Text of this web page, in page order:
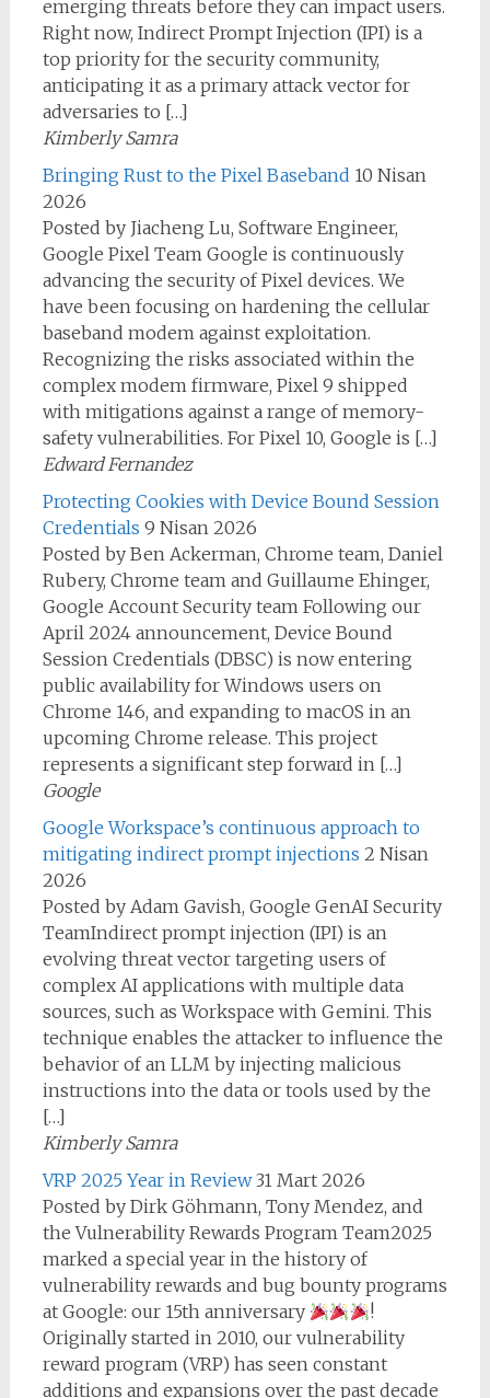
emerging threats before they can impact users.
Right now, Indirect Prompt Injection (IPI) is a
top priority for the security community,
anticipating it as a primary attack vector for
adversaries to […]
Kimberly Samra
Bringing Rust to the Pixel Baseband 10 Nisan
2026
Posted by Jiacheng Lu, Software Engineer,
Google Pixel Team Google is continuously
advancing the security of Pixel devices. We
have been focusing on hardening the cellular
baseband modem against exploitation.
Recognizing the risks associated within the
complex modem firmware, Pixel 9 shipped
with mitigations against a range of memory-
safety vulnerabilities. For Pixel 10, Google is […]
Edward Fernandez
Protecting Cookies with Device Bound Session
Credentials 9 Nisan 2026
Posted by Ben Ackerman, Chrome team, Daniel
Rubery, Chrome team and Guillaume Ehinger,
Google Account Security team Following our
April 2024 announcement, Device Bound
Session Credentials (DBSC) is now entering
public availability for Windows users on
Chrome 146, and expanding to macOS in an
upcoming Chrome release. This project
represents a significant step forward in […]
Google
Google Workspace’s continuous approach to
mitigating indirect prompt injections 2 Nisan
2026
Posted by Adam Gavish, Google GenAI Security
TeamIndirect prompt injection (IPI) is an
evolving threat vector targeting users of
complex AI applications with multiple data
sources, such as Workspace with Gemini. This
technique enables the attacker to influence the
behavior of an LLM by injecting malicious
instructions into the data or tools used by the
[…]
Kimberly Samra
VRP 2025 Year in Review 31 Mart 2026
Posted by Dirk Göhmann, Tony Mendez, and
the Vulnerability Rewards Program Team2025
marked a special year in the history of
vulnerability rewards and bug bounty programs
at Google: our 15th anniversary
!
Originally started in 2010, our vulnerability
reward program (VRP) has seen constant
additions and expansions over the past decade